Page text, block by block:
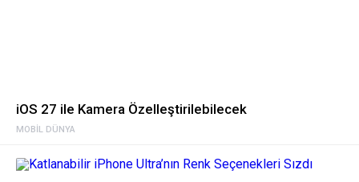
MOBIL DÜNYA
iOS 27 ile Kamera Özelleştirilebilecek